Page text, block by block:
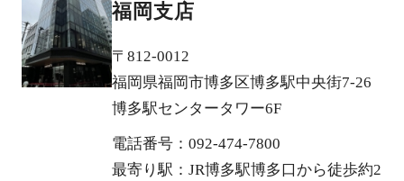
福岡支店
〒812-0012
福岡県福岡市博多区博多駅中央街7-26
博多駅センタータワー6F
電話番号：092-474-7800
最寄り駅：JR博多駅博多口から徒歩約2